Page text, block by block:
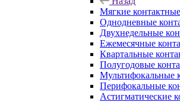
Мягкие
Однодневные
Двухнедельные
Ежемесячные
Квартальные
Полугодовые
Мультифокальные
Перифокальные
Астигматические